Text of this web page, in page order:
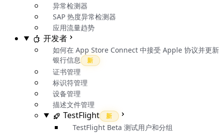
异常检测器
SAP 热度异常检测器
应用流量趋势
开发者
如何在 App Store Connect 中接受 Apple 协议并更新
银行信息
新
证书管理
标识符管理
设备管理
描述文件管理
TestFlight 新
TestFlight Beta 测试用户和分组